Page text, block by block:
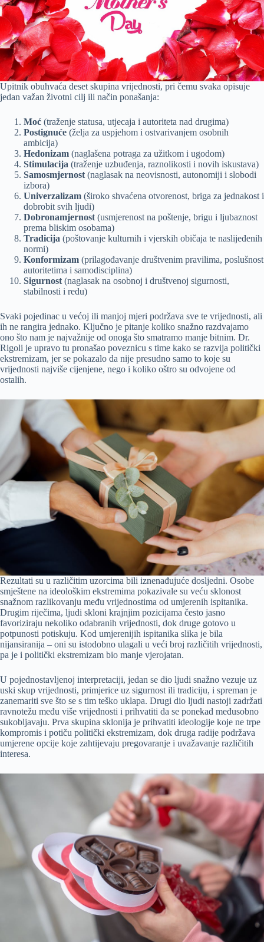
Upitnik obuhvaća deset skupina vrijednosti, pri čemu svaka opisuje
jedan važan životni cilj ili način ponašanja:
Moć (traženje statusa, utjecaja i autoriteta nad drugima)
Postignuće (želja za uspjehom i ostvarivanjem osobnih
ambicija)
Hedonizam (naglašena potraga za užitkom i ugodom)
Stimulacija (traženje uzbuđenja, raznolikosti i novih iskustava)
Samosmjernost (naglasak na neovisnosti, autonomiji i slobodi
izbora)
Univerzalizam (široko shvaćena otvorenost, briga za jednakost i
dobrobit svih ljudi)
Dobronamjernost (usmjerenost na poštenje, brigu i ljubaznost
prema bliskim osobama)
Tradicija (poštovanje kulturnih i vjerskih običaja te naslijeđenih
normi)
Konformizam (prilagođavanje društvenim pravilima, poslušnost
autoritetima i samodisciplina)
Sigurnost (naglasak na osobnoj i društvenoj sigurnosti,
stabilnosti i redu)
Svaki pojedinac u većoj ili manjoj mjeri podržava sve te vrijednosti, ali
ih ne rangira jednako. Ključno je pitanje koliko snažno razdvajamo
ono što nam je najvažnije od onoga što smatramo manje bitnim. Dr.
Rigoli je upravo tu pronašao poveznicu s time kako se razvija politički
ekstremizam, jer se pokazalo da nije presudno samo to koje su
vrijednosti najviše cijenjene, nego i koliko oštro su odvojene od
ostalih.
Rezultati su u različitim uzorcima bili iznenađujuće dosljedni. Osobe
smještene na ideološkim ekstremima pokazivale su veću sklonost
snažnom razlikovanju među vrijednostima od umjerenih ispitanika.
Drugim riječima, ljudi skloni krajnjim pozicijama često jasno
favoriziraju nekoliko odabranih vrijednosti, dok druge gotovo u
potpunosti potiskuju. Kod umjerenijih ispitanika slika je bila
nijansiranija – oni su istodobno ulagali u veći broj različitih vrijednosti,
pa je i politički ekstremizam bio manje vjerojatan.
U pojednostavljenoj interpretaciji, jedan se dio ljudi snažno vezuje uz
uski skup vrijednosti, primjerice uz sigurnost ili tradiciju, i spreman je
zanemariti sve što se s tim teško uklapa. Drugi dio ljudi nastoji zadržati
ravnotežu među više vrijednosti i prihvatiti da se ponekad međusobno
sukobljavaju. Prva skupina sklonija je prihvatiti ideologije koje ne trpe
kompromis i potiču politički ekstremizam, dok druga radije podržava
umjerene opcije koje zahtijevaju pregovaranje i uvažavanje različitih
interesa.